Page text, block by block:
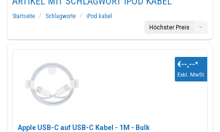
Startseite Schlagworte
iPod kabel
Höchster Preis
Apple USB-C auf USB-C Kabel - 1M - Bulk
€--,--*
Exkl. MwSt.